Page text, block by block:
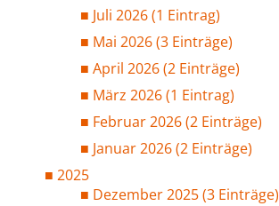
Juli 2026 (1 Eintrag)
Mai 2026 (3 Einträge)
April 2026 (2 Einträge)
März 2026 (1 Eintrag)
Februar 2026 (2 Einträge)
Januar 2026 (2 Einträge)
2025
Dezember 2025 (3 Einträge)